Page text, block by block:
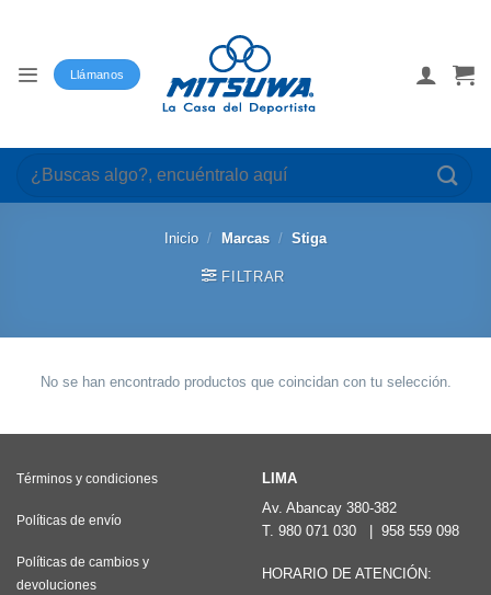
Llámanos
Buscar
por:
Inicio / Marcas / Stiga
FILTRAR
No se han encontrado productos que coincidan con tu selección.
Términos y condiciones
Políticas de envío
Políticas de cambios y
devoluciones
LIMA
Av. Abancay 380-382
T. 980 071 030 958 559 098
HORARIO DE ATENCIÓN: